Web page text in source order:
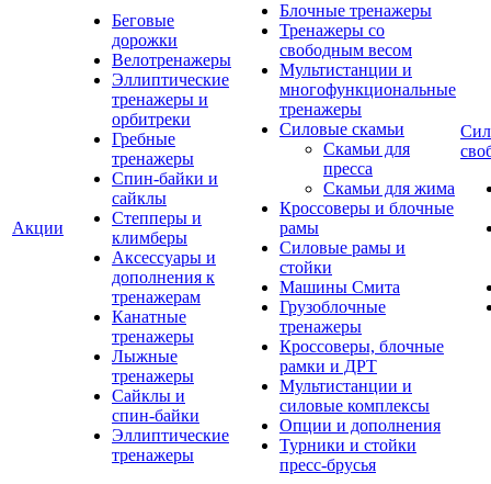
Акции
Беговые
дорожки
Велотренажеры
Эллиптические
тренажеры и
орбитреки
Гребные
тренажеры
Спин-байки и
сайклы
Степперы и
климберы
Аксессуары и
дополнения к
тренажерам
Канатные
тренажеры
Лыжные
тренажеры
Сайклы и
спин-байки
Эллиптические
тренажеры
Блочные тренажеры
Тренажеры со
свободным весом
Мультистанции и
многофункциональные
тренажеры
Силовые скамьи
Скамьи для
пресса
Скамьи для жима
Кроссоверы и блочные
рамы
Силовые рамы и
стойки
Машины Смита
Грузоблочные
тренажеры
Кроссоверы, блочные
рамки и ДРТ
Мультистанции и
силовые комплексы
Опции и дополнения
Турники и стойки
пресс-брусья